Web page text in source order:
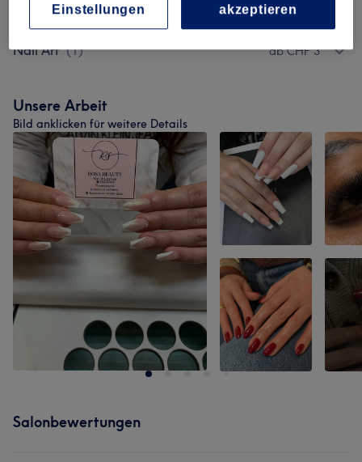
Studentenausweis) (2
Nail Art (1) ab CHF 3
Unsere Arbeit
Bild anklicken für weitere Details
Salonbewertungen
akzeptieren
Einstellungen